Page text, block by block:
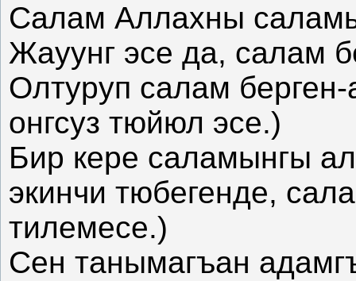
Салам Аллахны
Жауунг эсе да, салам
Олтуруп салам
онгсуз тюйюл эсе.)
Бир кере саламынгы
экинчи тюбегенде,
тилемесе.)
Сен танымагъан